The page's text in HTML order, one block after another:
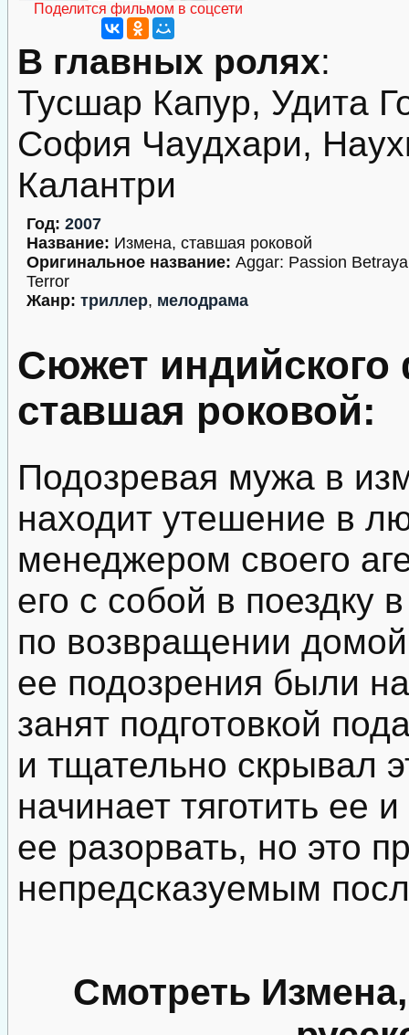
Поделится фильмом в соцсети
В главных ролях:
Тусшар Капур, Удита
София Чаудхари,
Калантри
Год: 2007
Название: Измена, ставшая роковой
Оригинальное название: Aggar: Passion
Terror
Жанр: триллер, мелодрама
Сюжет
ставшая роковой:
Подозревая мужа в
находит утешение в
менеджером своего
его с собой в поездку
по возвращении
ее подозрения были
занят подготовкой
и тщательно скрывал
начинает тяготить ее
ее разорвать, но это
непредсказуемым
Смотреть